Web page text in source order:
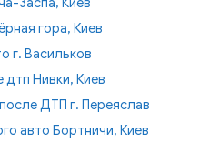
гора, Киев
г. Васильков
дтп Нивки, Киев
ДТП г. Переяслав
авто Бортничи, Киев